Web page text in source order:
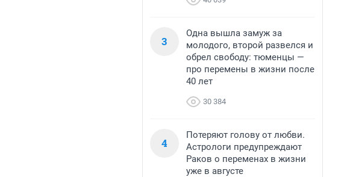
3
Одна вышла замуж за
молодого, второй развелся и
обрел свободу: тюменцы —
про перемены в жизни после
40 лет
30 384
4
Потеряют голову от любви.
Астрологи предупреждают
Раков о переменах в жизни
уже в августе